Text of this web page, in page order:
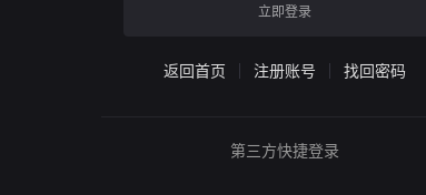
立即登录
返回首页 注册账号 找回密码
第三方快捷登录